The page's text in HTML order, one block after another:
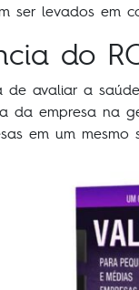
ser levados em
do
avaliar a
da empresa na
em um mesmo